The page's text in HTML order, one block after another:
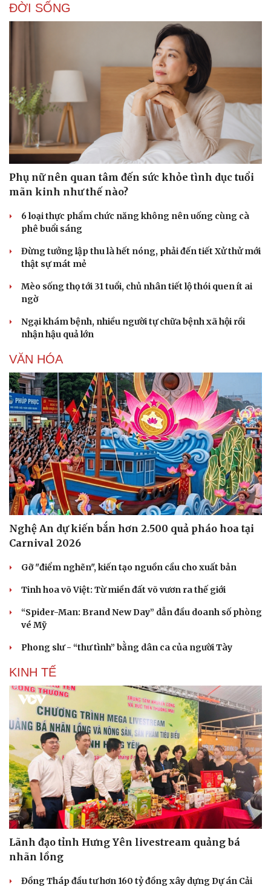
Doanh nhân
Vì cộng đồng
Công nghệ
Sành điệu
Tin Công nghệ
Trải nghiệm
Chuyển đổi số
Sức khỏe
Đời sống
ĐỜI SỐNG
Phụ nữ nên quan tâm đến sức khỏe tình dục tuổi
mãn kinh như thế nào?
6 loại thực phẩm chức năng không nên uống cùng cà
phê buổi sáng
Đừng tưởng lập thu là hết nóng, phải đến tiết Xử thử mới
thật sự mát mẻ
Mèo sống thọ tới 31 tuổi, chủ nhân tiết lộ thói quen ít ai
ngờ
Ngại khám bệnh, nhiều người tự chữa bệnh xã hội rồi
nhận hậu quả lớn
VĂN HÓA
Nghệ An dự kiến bắn hơn 2.500 quả pháo hoa tại
Carnival 2026
Gỡ "điểm nghẽn", kiến tạo nguồn cầu cho xuất bản
Tinh hoa võ Việt: Từ miền đất võ vươn ra thế giới
“Spider-Man: Brand New Day” dẫn đầu doanh số phòng
vé Mỹ
Phong slư - “thư tình” bằng dân ca của người Tày
KINH TẾ
Lãnh đạo tỉnh Hưng Yên livestream quảng bá
nhãn lồng
Đồng Tháp đầu tư hơn 160 tỷ đồng xây dựng Dự án Cải